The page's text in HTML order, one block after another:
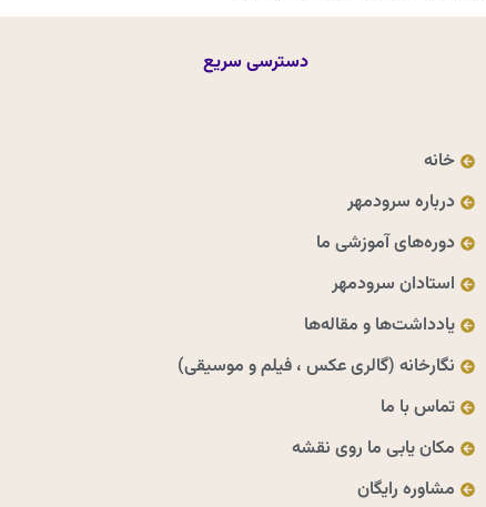
دسترسی سریع
خانه
درباره سرودمهر
دوره‌های آموزشی ما
استادان سرودمهر
یادداشت‌ها و مقاله‌ها
نگارخانه (گالری عکس ، فیلم و موسیقی)
تماس با ما
مکان یابی ما روی نقشه
مشاوره رایگان